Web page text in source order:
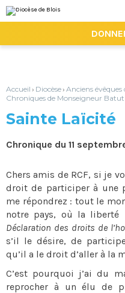
au
contenu.
la
personnels
Accueil › Diocèse› Anciens évêques
Chroniques de Monseigneur Batut
Sainte Laïcité
Chronique du 11
Chers amis de RCF, si je
droit de participer à une
me répondrez : tout le
notre pays, où la liberté
Déclaration des droits de
s’il le désire, de
qu’il a le droit d’aller à la
C’est pourquoi j’ai du
reprocher à un élu de